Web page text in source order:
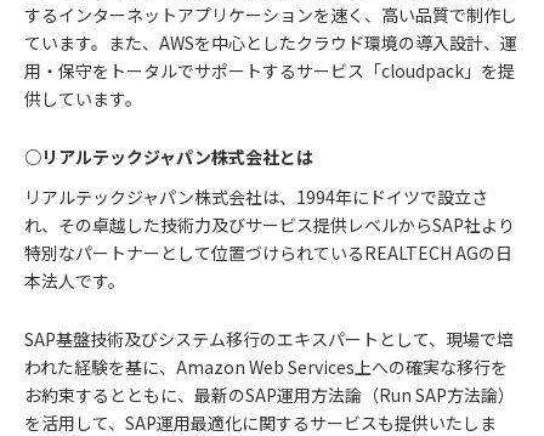
するインターネットアプリケーションを速く、高い品質で制作し
ています。また、AWSを中心としたクラウド環境の導入設計、運
用・保守をトータルでサポートするサービス「cloudpack」を提
供しています。
○リアルテックジャパン株式会社とは
リアルテックジャパン株式会社は、1994年にドイツで設立さ
れ、その卓越した技術力及びサービス提供レベルからSAP社より
特別なパートナーとして位置づけられているREALTECH AGの日
本法人です。
SAP基盤技術及びシステム移行のエキスパートとして、現場で培
われた経験を基に、Amazon Web Services上への確実な移行を
お約束するとともに、最新のSAP運用方法論（Run SAP方法論）
を活用して、SAP運用最適化に関するサービスも提供いたしま